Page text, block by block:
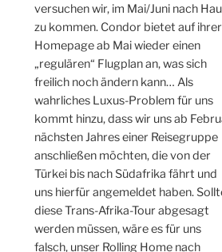
versuchen wir, im Mai/Juni nach
zu kommen. Condor bietet auf ihrer
Homepage ab Mai wieder einen
„regulären“ Flugplan an, was sich
freilich noch ändern kann… Als
wahrliches Luxus-Problem für uns
kommt hinzu, dass wir uns ab
nächsten Jahres einer Reisegruppe
anschließen möchten, die von der
Türkei bis nach Südafrika fährt und
uns hierfür angemeldet haben.
diese Trans-Afrika-Tour abgesagt
werden müssen, wäre es für uns
falsch, unser Rolling Home nach